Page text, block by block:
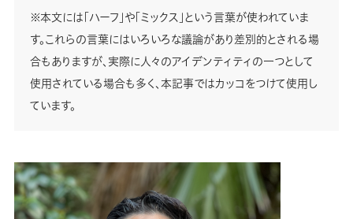
※本文には「ハーフ」や「ミックス」という言葉が使われていま
す。これらの言葉にはいろいろな議論があり差別的とされる場
合もありますが、実際に人々のアイデンティティの一つとして
使用されている場合も多く、本記事ではカッコをつけて使用し
ています。